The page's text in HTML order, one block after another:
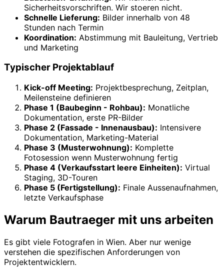
Sicherheitsvorschriften. Wir stoeren nicht.
Schnelle Lieferung: Bilder innerhalb von 48
Stunden nach Termin
Koordination: Abstimmung mit Bauleitung, Vertrieb
und Marketing
Typischer Projektablauf
Kick-off Meeting: Projektbesprechung, Zeitplan,
Meilensteine definieren
Phase 1 (Baubeginn - Rohbau): Monatliche
Dokumentation, erste PR-Bilder
Phase 2 (Fassade - Innenausbau): Intensivere
Dokumentation, Marketing-Material
Phase 3 (Musterwohnung): Komplette
Fotosession wenn Musterwohnung fertig
Phase 4 (Verkaufsstart leere Einheiten): Virtual
Staging, 3D-Touren
Phase 5 (Fertigstellung): Finale Aussenaufnahmen,
letzte Verkaufsphase
Warum Bautraeger mit uns arbeiten
Es gibt viele Fotografen in Wien. Aber nur wenige
verstehen die spezifischen Anforderungen von
Projektentwicklern.